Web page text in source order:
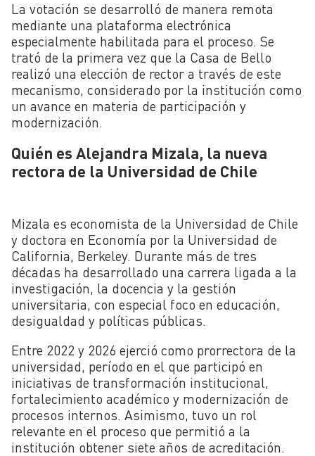
La votación se desarrolló de manera remota
mediante una plataforma electrónica
especialmente habilitada para el proceso. Se
trató de la primera vez que la Casa de Bello
realizó una elección de rector a través de este
mecanismo, considerado por la institución como
un avance en materia de participación y
modernización.
Quién es Alejandra Mizala, la nueva
rectora de la Universidad de Chile
Mizala es economista de la Universidad de Chile
y doctora en Economía por la Universidad de
California, Berkeley. Durante más de tres
décadas ha desarrollado una carrera ligada a la
investigación, la docencia y la gestión
universitaria, con especial foco en educación,
desigualdad y políticas públicas.
Entre 2022 y 2026 ejerció como prorrectora de la
universidad, período en el que participó en
iniciativas de transformación institucional,
fortalecimiento académico y modernización de
procesos internos. Asimismo, tuvo un rol
relevante en el proceso que permitió a la
institución obtener siete años de acreditación.